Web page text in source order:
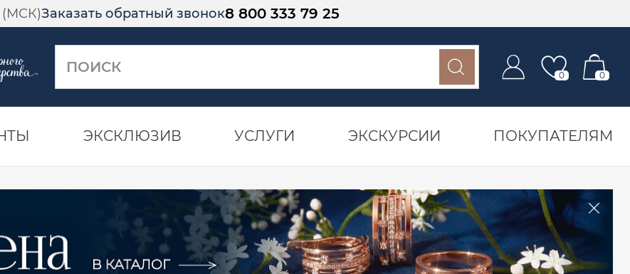
(МСК)Заказать обратный звонок8 800 333 79 25
0 0
ЭКСКЛЮЗИВ УСЛУГИ ЭКСКУРСИИ ПОКУПАТЕЛЯМ